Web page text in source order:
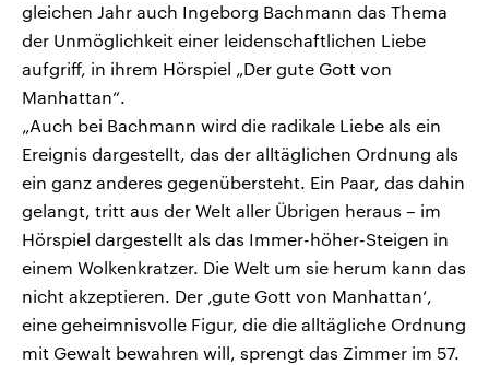
gleichen Jahr auch Ingeborg Bachmann das Thema
der Unmöglichkeit einer leidenschaftlichen Liebe
aufgriff, in ihrem Hörspiel „Der gute Gott von
Manhattan“.
„Auch bei Bachmann wird die radikale Liebe als ein
Ereignis dargestellt, das der alltäglichen Ordnung als
ein ganz anderes gegenübersteht. Ein Paar, das dahin
gelangt, tritt aus der Welt aller Übrigen heraus – im
Hörspiel dargestellt als das Immer-höher-Steigen in
einem Wolkenkratzer. Die Welt um sie herum kann das
nicht akzeptieren. Der ‚gute Gott von Manhattan‘,
eine geheimnisvolle Figur, die die alltägliche Ordnung
mit Gewalt bewahren will, sprengt das Zimmer im 57.